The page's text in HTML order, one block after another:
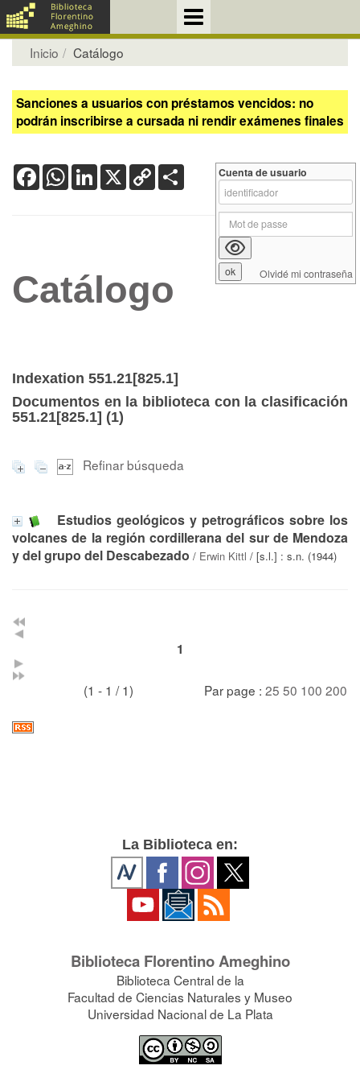
Inicio Catálogo
Sanciones a usuarios con préstamos vencidos: no
podrán inscribirse a cursada ni rendir exámenes finales
FacebookWhatsApp
LinkedIn
X Copy
Link
Catálogo
Indexation 551.21[825.1]
Documentos en la biblioteca con la clasificación
551.21[825.1] (1)
Refinar búsqueda
Estudios geológicos y petrográficos sobre los
volcanes de la región cordillerana del sur de Mendoza
y del grupo del Descabezado / Erwin Kittl / [s.l.] : s.n. (1944)
1
(1 - 1 / 1) Par page : 25 50 100 200
Cuenta de usuario
Olvidé mi contraseña
La Biblioteca en:
Biblioteca Florentino Ameghino
Biblioteca Central de la
Facultad de Ciencias Naturales y Museo
Universidad Nacional de La Plata